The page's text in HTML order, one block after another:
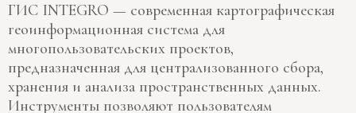
ГИС INTEGRO — современная картографическая
геоинформационная система для
многопользовательских проектов,
предназначенная для централизованного сбора,
хранения и анализа пространственных данных.
Инструменты позволяют пользователям